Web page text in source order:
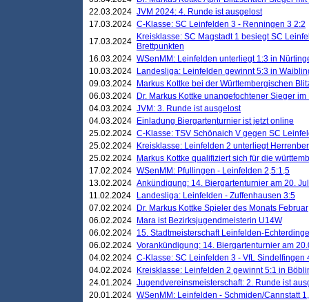
22.03.2024 JVM 2024: 4. Runde ist ausgelost
17.03.2024 C-Klasse: SC Leinfelden 3 - Renningen 3 2:2
17.03.2024
Kreisklasse: SC Magstadt 1 besiegt SC
Brettpunkten
16.03.2024 WSenMM: Leinfelden unterliegt 1:3 in
10.03.2024
Landesliga: Leinfelden gewinnt 5:3 in
09.03.2024
Markus Kottke bei der Württembergischen
06.03.2024
Dr. Markus Kottke unangefochtener Sieger
04.03.2024 JVM: 3. Runde ist ausgelost
04.03.2024
Einladung Biergartenturnier ist jetzt online
25.02.2024 C-Klasse: TSV Schönaich V gegen SC
25.02.2024
Kreisklasse: Leinfelden 2 unterliegt
25.02.2024
Markus Kottke qualifiziert sich für die
17.02.2024 WSenMM: Pfullingen - Leinfelden 2,5:1,5
13.02.2024 Ankündigung: 14. Biergartenturnier am 20.
11.02.2024
Landesliga: Leinfelden - Zuffenhausen 3:5
07.02.2024
Dr. Markus Kottke Spieler des Monats Februar
06.02.2024
Mara ist Bezirksjugendmeisterin U14W
06.02.2024 15. Stadtmeisterschaft Leinfelden-
06.02.2024 Vorankündigung: 14. Biergartenturnier am
04.02.2024 C-Klasse: SC Leinfelden 3 - VfL Sindelfingen
04.02.2024
Kreisklasse: Leinfelden 2 gewinnt 5:1 in
24.01.2024 Jugendvereinsmeisterschaft: 2. Runde ist
20.01.2024 WSenMM: Leinfelden - Schmiden/Cannstatt